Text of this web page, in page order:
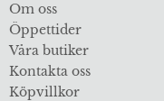
Om oss
Öppettider
Våra butiker
Kontakta oss
Köpvillkor